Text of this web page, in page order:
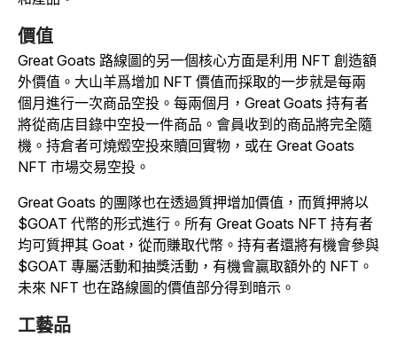
價值
Great Goats 路線圖的另一個核心方面是利用 NFT 創造額
外價值。大山羊爲增加 NFT 價值而採取的一步就是每兩
個月進行一次商品空投。每兩個月，Great Goats 持有者
將從商店目錄中空投一件商品。會員收到的商品將完全隨
機。持倉者可燒燬空投來贖回實物，或在 Great Goats
NFT 市場交易空投。
Great Goats 的團隊也在透過質押增加價值，而質押將以
$GOAT 代幣的形式進行。所有 Great Goats NFT 持有者
均可質押其 Goat，從而賺取代幣。持有者還將有機會參與
$GOAT 專屬活動和抽獎活動，有機會贏取額外的 NFT。
未來 NFT 也在路線圖的價值部分得到暗示。
工藝品